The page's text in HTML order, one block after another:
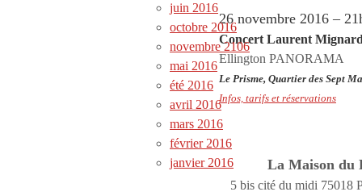
26 novembre 2016 –
Concert Laurent
Ellington PANORAMA
Le Prisme, Quartier des Sept
Infos, tarifs et réservations
La Maison du
5 bis cité du midi 75018
juin 2016
octobre 2016
novembre 2106
mai 2016
été 2016
avril 2016
mars 2016
février 2016
janvier 2016